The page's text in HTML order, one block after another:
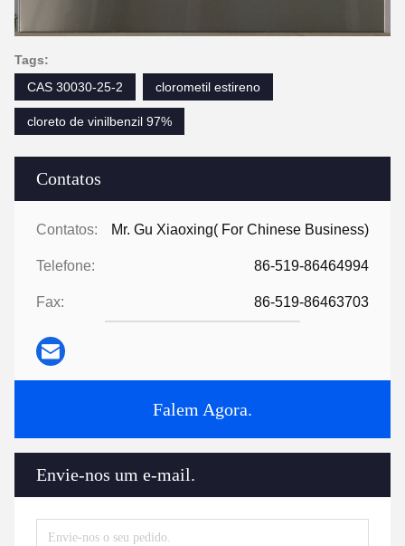
Contatos
Contatos: Mr. Gu Xiaoxing( For Chinese Business)
Telefone: 86-519-86464994
Fax: 86-519-86463703
Falem Agora.
Envie-nos um e-mail.
Tags:
CAS 30030-25-2
clorometil estireno
cloreto de vinilbenzil 97%